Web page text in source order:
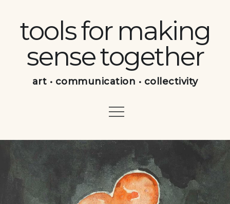
content
tools for making
sense together
art • communication • collectivity
Menu